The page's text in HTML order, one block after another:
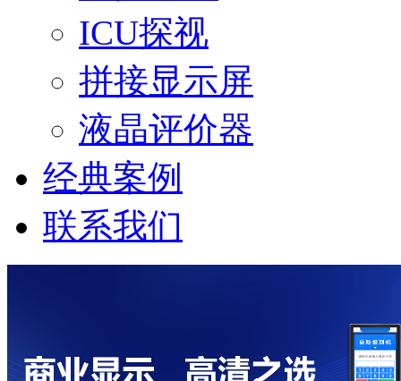
ICU探视
拼接显示屏
液晶评价器
经典案例
联系我们